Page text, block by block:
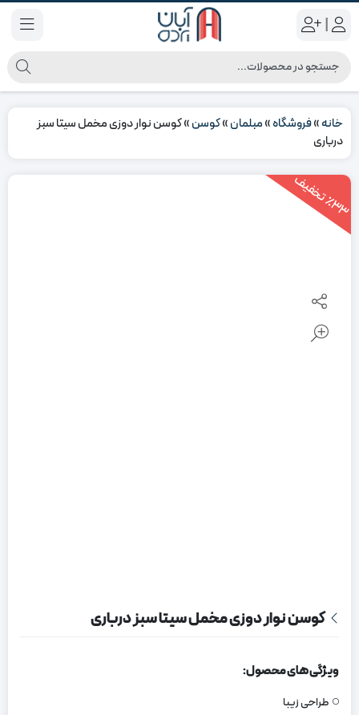
|
خانه»فروشگاه»مبلمان»کوسن»کوسن نوار دوزی مخمل سیتا سبز
درباری
٪3
3
ت
خ
ف
یف
کوسن نوار دوزی مخمل سیتا سبز درباری
ویژگی های محصول:
طراحی زیبا